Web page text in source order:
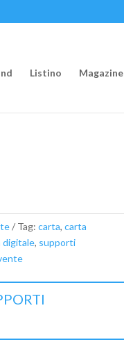
Listino Magazine
Tag: carta, carta
digitale, supporti